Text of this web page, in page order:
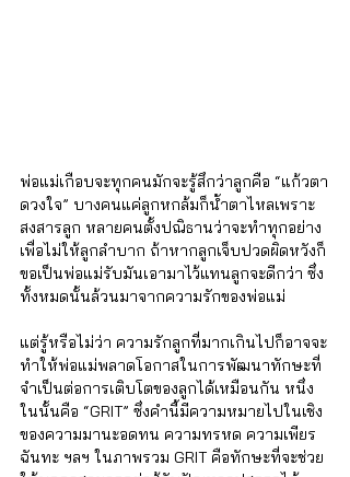
พ่อแม่เกือบจะทุกคนมักจะรู้สึกว่าลูกคือ “แก้วตา
ดวงใจ” บางคนแค่ลูกหกล้มก็น้ำตาไหลเพราะ
สงสารลูก หลายคนตั้งปณิธานว่าจะทำทุกอย่าง
เพื่อไม่ให้ลูกลำบาก ถ้าหากลูกเจ็บปวดผิดหวังก็
ขอเป็นพ่อแม่รับมันเอามาไว้แทนลูกจะดีกว่า ซึ่ง
ทั้งหมดนั้นล้วนมาจากความรักของพ่อแม่
แต่รู้หรือไม่ว่า ความรักลูกที่มากเกินไปก็อาจจะ
ทำให้พ่อแม่พลาดโอกาสในการพัฒนาทักษะที่
จำเป็นต่อการเติบโตของลูกได้เหมือนกัน หนึ่ง
ในนั้นคือ “GRIT” ซึ่งคำนี้มีความหมายไปในเชิง
ของความมานะอดทน ความทรหด ความเพียร
ฉันทะ ฯลฯ ในภาพรวม GRIT คือทักษะที่จะช่วย